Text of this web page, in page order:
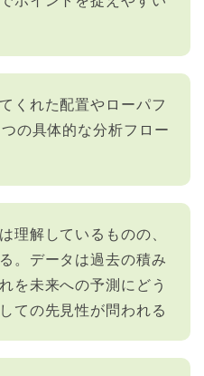
くれた配置やローパフ
の具体的な分析フロー
理解しているものの、
。データは過去の積み
を未来への予測にどう
ての先見性が問われる